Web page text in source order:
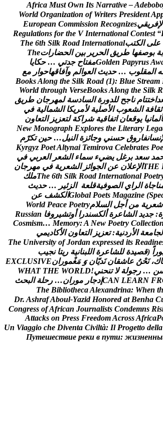
Africa Must Own Its Narrative –Adebobo
World Organization of Writers PresidentAp
لفريقي European Commission Recognizes
Regulations for the V International Contest “
على الكتب The 6th Silk Road International
بة بوصفها طريق الحرير بين الحضارات The
Golden PapyrusAw مفتاح جدتي … حكايا
ه المقلوب … حديث العوالم وآفاقهاحوار مع
BooksAlong the Silk Road (1): Blue Stream
World through VerseBooksAlong the Silk R
داختتام ناجح للدورة السادسة لمهرجان طريق
ثقافة الشعوب الصلية لمريكا الشمالية في
ألمانيا يوقعان اتفاقية شراكة لتعزيز التعاون
New Monograph Explores the Literary Lega
نسانفار وق حسني وجائزة النيل… حين تكرم
Kyrgyz PoetAltynai Temirova Celebrates Poe
مد سعد برغل يضيء سماء الشعر العربي في
THE العلن عن الجوائز الشعرية في مهرجان
The 6th Silk Road International Poetr ملك
ناجاة الراي الصوفيةقلعة الزئير … حديث
Global Poets Magazine (Spe الكشف عن
شعرية من أجل السلم World Peace Poetry
ة: جديد الشاعرة ألكسندرا أوتشير وفا Russian
Cosmism… Memory:A New Poetry Collection
لجامعة الردنية: تعزيز التعاون الكاديمي
The University of Jordan expressed its Readine
ورا (قصيدة للشاعرة اللبنانية ريتا نجيب
اك، نحن عاشقان نديان و مغموران EXCLUSIVE
ن … رجولة ل تنحني!
WHAT THE WORLD
CAN LEARN FR إدجار موران… رحلة البحث
The BibliothecaAlexandrina: When th
Dr. AshrafAboul-Yazid Honored at Benha C
Congress ofAfrican Journalists Condemns Ris
Attacks on Press FreedomAcrossAfricaP
Un Viaggio che Diventa Civiltà: Il Progetto della
Путешествие реки в пути: жизненны